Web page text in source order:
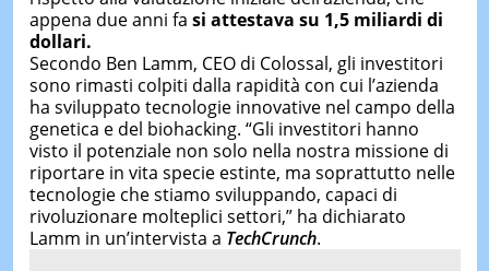
appena due anni fa si attestava su 1,5 miliardi di
dollari.
Secondo Ben Lamm, CEO di Colossal, gli investitori
sono rimasti colpiti dalla rapidità con cui l’azienda
ha sviluppato tecnologie innovative nel campo della
genetica e del biohacking. “Gli investitori hanno
visto il potenziale non solo nella nostra missione di
riportare in vita specie estinte, ma soprattutto nelle
tecnologie che stiamo sviluppando, capaci di
rivoluzionare molteplici settori,” ha dichiarato
Lamm in un’intervista a TechCrunch.